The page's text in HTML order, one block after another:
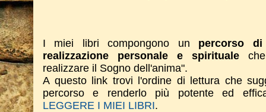
I miei libri compongono un percorso
realizzazione personale e spirituale
realizzare il Sogno dell'anima".
A questo link trovi l'ordine di lettura che
percorso e renderlo più potente ed
LEGGERE I MIEI LIBRI.